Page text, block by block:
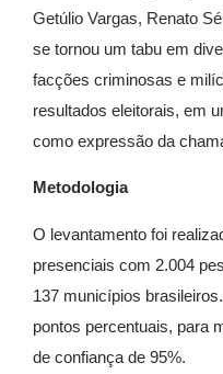
Getúlio Vargas, Renato
se tornou um tabu em
facções criminosas e
resultados eleitorais, em
como expressão da
Metodologia
O levantamento foi
presenciais com 2.004
137 municípios
pontos percentuais, para
de confiança de 95%.